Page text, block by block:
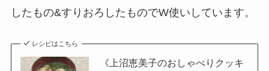
したもの&すりおろしたものでW使いしています。
レシピはこちら
《上沼恵美子のおしゃべりクッキ